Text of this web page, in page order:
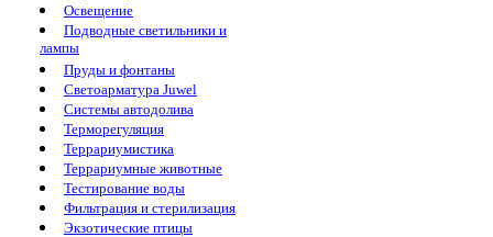
Освещение
Подводные светильники и
лампы
Пруды и фонтаны
Светоарматура Juwel
Системы автодолива
Терморегуляция
Террариумистика
Террариумные животные
Тестирование воды
Фильтрация и стерилизация
Экзотические птицы